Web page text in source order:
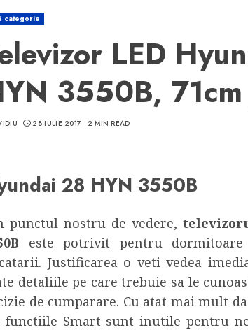
categorie
LED
3550B,
28 IULIE 2017 2 MIN READ
28 HYN 3550B
punctul nostru de vedere,
este potrivit pentru
Justificarea o veti vedea
detaliile pe care trebuie sa le
de cumparare. Cu atat mai mult
functiile Smart sunt inutile pentru